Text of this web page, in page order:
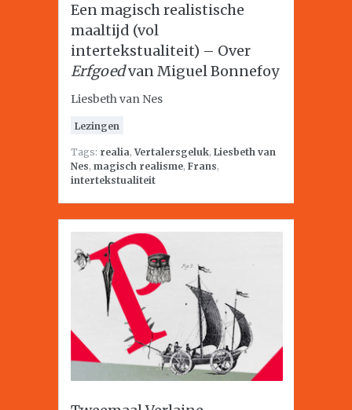
Een magisch realistische
maaltijd (vol
intertekstualiteit) – Over
Erfgoedvan Miguel Bonnefoy
Liesbeth van Nes
Lezingen
Tags: realia,Vertalersgeluk, Liesbeth van
Nes, magisch realisme, Frans,
intertekstualiteit